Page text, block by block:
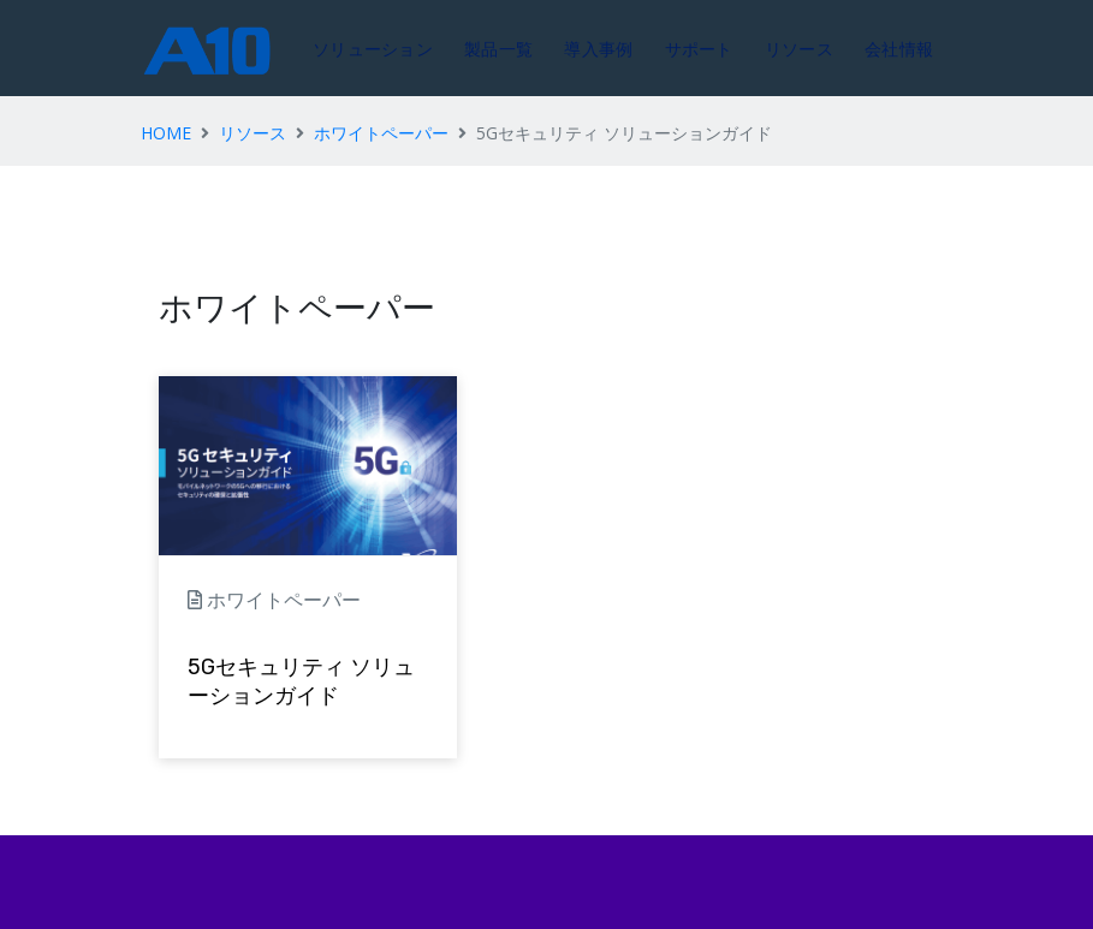
ソリューション 製品一覧 導入事例 サポート リソース 会社情報
HOME リソース ホワイトペーパー 5Gセキュリティ ソリューションガイド
ホワイトペーパー
ホワイトペーパー
5Gセキュリティ ソリュ
ーションガイド